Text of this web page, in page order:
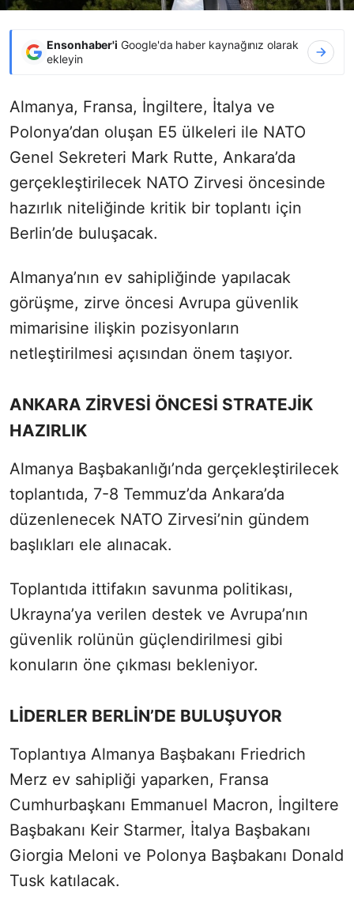
Ensonhaber'i Google'da haber kaynağınız olarak
ekleyin
Almanya, Fransa, İngiltere, İtalya ve
Polonya’dan oluşan E5 ülkeleri ile NATO
Genel Sekreteri Mark Rutte, Ankara’da
gerçekleştirilecek NATO Zirvesi öncesinde
hazırlık niteliğinde kritik bir toplantı için
Berlin’de buluşacak.
Almanya’nın ev sahipliğinde yapılacak
görüşme, zirve öncesi Avrupa güvenlik
mimarisine ilişkin pozisyonların
netleştirilmesi açısından önem taşıyor.
ANKARA ZİRVESİ ÖNCESİ STRATEJİK
HAZIRLIK
Almanya Başbakanlığı’nda gerçekleştirilecek
toplantıda, 7-8 Temmuz’da Ankara’da
düzenlenecek NATO Zirvesi’nin gündem
başlıkları ele alınacak.
Toplantıda ittifakın savunma politikası,
Ukrayna’ya verilen destek ve Avrupa’nın
güvenlik rolünün güçlendirilmesi gibi
konuların öne çıkması bekleniyor.
LİDERLER BERLİN’DE BULUŞUYOR
Toplantıya Almanya Başbakanı Friedrich
Merz ev sahipliği yaparken, Fransa
Cumhurbaşkanı Emmanuel Macron, İngiltere
Başbakanı Keir Starmer, İtalya Başbakanı
Giorgia Meloni ve Polonya Başbakanı Donald
Tusk katılacak.